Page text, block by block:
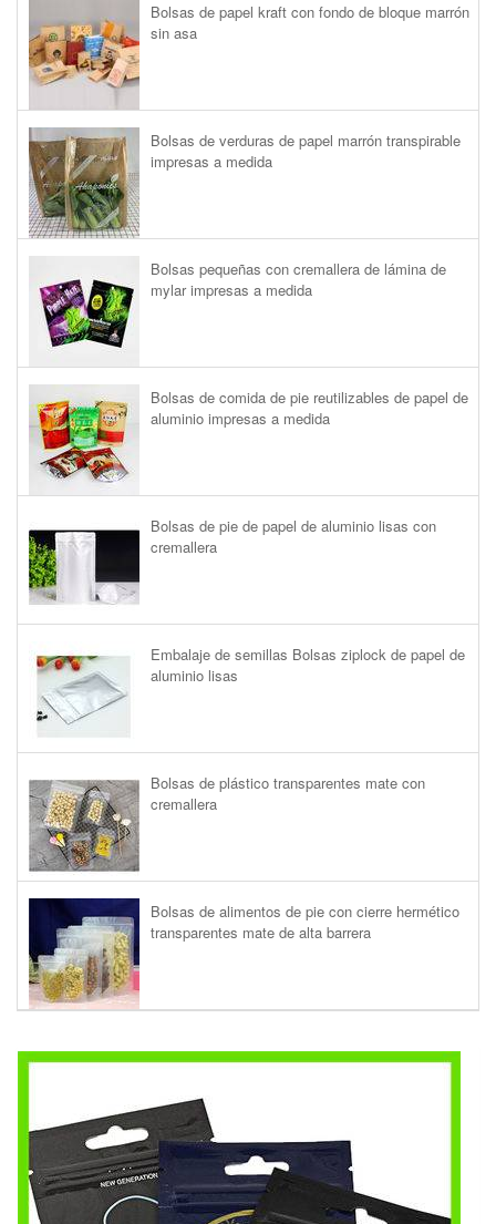
Bolsas de papel kraft con fondo de bloque marrón
sin asa
Bolsas de verduras de papel marrón transpirable
impresas a medida
Bolsas pequeñas con cremallera de lámina de
mylar impresas a medida
Bolsas de comida de pie reutilizables de papel de
aluminio impresas a medida
Bolsas de pie de papel de aluminio lisas con
cremallera
Embalaje de semillas Bolsas ziplock de papel de
aluminio lisas
Bolsas de plástico transparentes mate con
cremallera
Bolsas de alimentos de pie con cierre hermético
transparentes mate de alta barrera